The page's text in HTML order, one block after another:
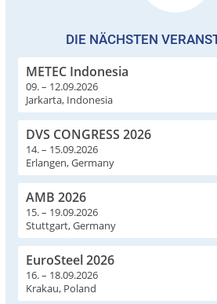
DIE NÄCHSTEN
METEC Indonesia
09. – 12.09.2026
Jarkarta, Indonesia
DVS CONGRESS 2026
14. – 15.09.2026
Erlangen, Germany
AMB 2026
15. – 19.09.2026
Stuttgart, Germany
EuroSteel 2026
16. – 18.09.2026
Krakau, Poland